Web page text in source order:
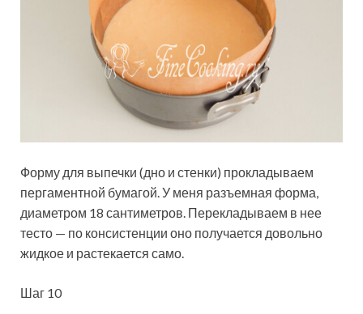
Форму для выпечки (дно и стенки) прокладываем
пергаментной бумагой. У меня разъемная форма,
диаметром 18 сантиметров. Перекладываем в нее
тесто — по консистенции оно получается довольно
жидкое и растекается само.
Шаг 10